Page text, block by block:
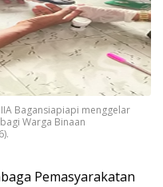
Bagansiapiapi menggelar
Warga Binaan
Pemasyarakatan